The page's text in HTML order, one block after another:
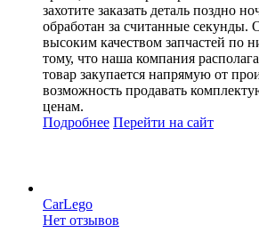
захотите заказать деталь поздно
обработан за считанные секунды.
высоким качеством запчастей по
тому, что наша компания
товар закупается напрямую от
возможность продавать
ценам.
Подробнее Перейти на сайт
CarLego
Нет отзывов